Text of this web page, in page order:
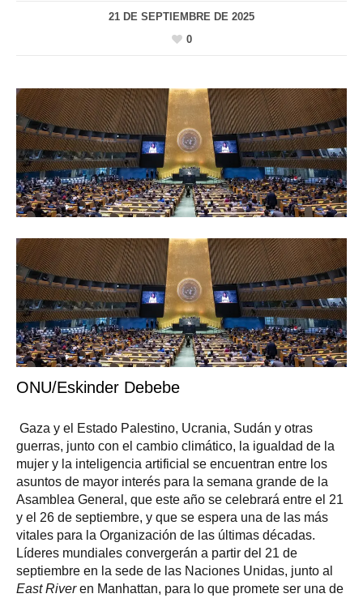
21 DE SEPTIEMBRE DE 2025
0
ONU/Eskinder Debebe
Gaza y el Estado Palestino, Ucrania, Sudán y otras
guerras, junto con el cambio climático, la igualdad de la
mujer y la inteligencia artificial se encuentran entre los
asuntos de mayor interés para la semana grande de la
Asamblea General, que este año se celebrará entre el 21
y el 26 de septiembre, y que se espera una de las más
vitales para la Organización de las últimas décadas.
Líderes mundiales convergerán a partir del 21 de
septiembre en la sede de las Naciones Unidas, junto al
East Riveren Manhattan, para lo que promete ser una de